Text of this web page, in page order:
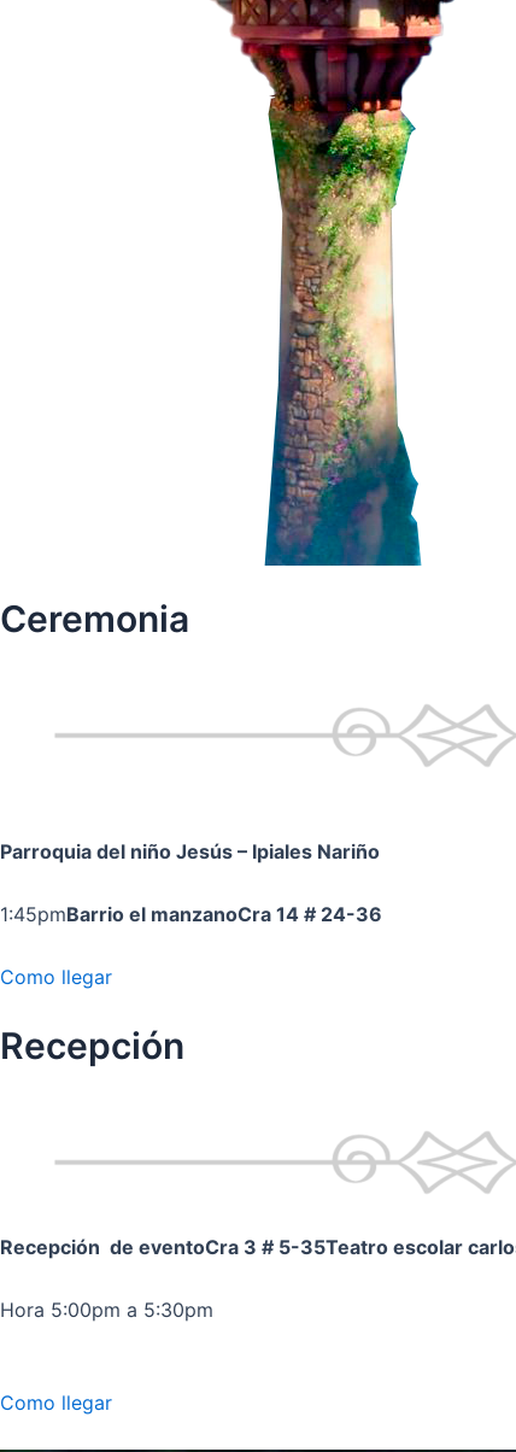
Ceremonia
Parroquia del niño Jesús – Ipiales Nariño
1:45pmBarrio el manzanoCra 14 # 24-36
Como llegar
Recepción
Recepción de eventoCra 3 # 5-35Teatro escolar
Hora 5:00pm a 5:30pm
Como llegar